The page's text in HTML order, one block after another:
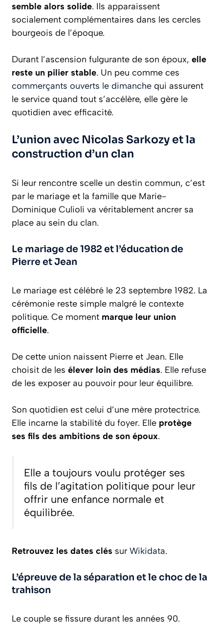
semble alors solide. Ils apparaissent
socialement complémentaires dans les cercles
bourgeois de l’époque.
Durant l’ascension fulgurante de son époux, elle
reste un pilier stable. Un peu comme ces
commerçants ouverts le dimanche qui assurent
le service quand tout s’accélère, elle gère le
quotidien avec efficacité.
L’union avec Nicolas Sarkozy et la
construction d’un clan
Si leur rencontre scelle un destin commun, c’est
par le mariage et la famille que Marie-
Dominique Culioli va véritablement ancrer sa
place au sein du clan.
Le mariage de 1982 et l’éducation de
Pierre et Jean
Le mariage est célébré le 23 septembre 1982. La
cérémonie reste simple malgré le contexte
politique. Ce moment marque leur union
officielle.
De cette union naissent Pierre et Jean. Elle
choisit de les élever loin des médias. Elle refuse
de les exposer au pouvoir pour leur équilibre.
Son quotidien est celui d’une mère protectrice.
Elle incarne la stabilité du foyer. Elle protège
ses fils des ambitions de son époux.
Elle a toujours voulu protéger ses
fils de l’agitation politique pour leur
offrir une enfance normale et
équilibrée.
Retrouvez les dates clés sur Wikidata.
L’épreuve de la séparation et le choc de la
trahison
Le couple se fissure durant les années 90.